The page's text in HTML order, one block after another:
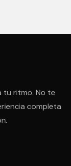
tu ritmo. No te
completa